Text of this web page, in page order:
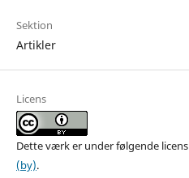
Sektion
Artikler
Licens
Dette værk er under følgende licens
(by).